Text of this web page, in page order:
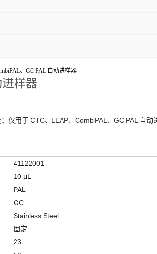
、GC PAL 自动进样器
样器
仅用于 CTC、LEAP、CombiPAL、GC PAL 自动
41122001
10 μL
PAL
GC
Stainless Steel
固定
23